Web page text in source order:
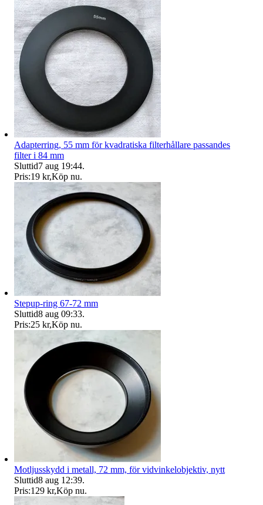
Adapterring, 55 mm för kvadratiska filterhållare passandes
filter i 84 mm
Sluttid7 aug 19:44.
Pris:19 kr,Köp nu.
Stepup-ring 67-72 mm
Sluttid8 aug 09:33.
Pris:25 kr,Köp nu.
Motljusskydd i metall, 72 mm, för vidvinkelobjektiv, nytt
Sluttid8 aug 12:39.
Pris:129 kr,Köp nu.